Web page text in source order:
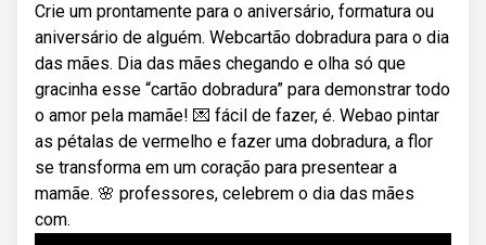
Crie um prontamente para o aniversário, formatura ou
aniversário de alguém. Webcartão dobradura para o dia
das mães. Dia das mães chegando e olha só que
gracinha esse “cartão dobradura” para demonstrar todo
o amor pela mamãe! 💌 fácil de fazer, é. Webao pintar
as pétalas de vermelho e fazer uma dobradura, a flor
se transforma em um coração para presentear a
mamãe. 🌸 professores, celebrem o dia das mães
com.